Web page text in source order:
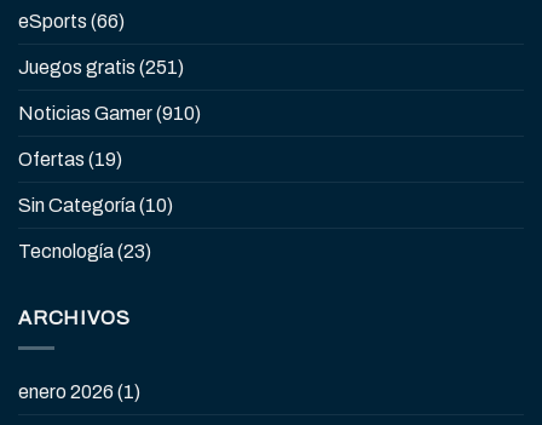
eSports (66)
Juegos gratis (251)
Noticias Gamer(910)
Ofertas (19)
Sin Categoría(10)
Tecnología(23)
ARCHIVOS
enero 2026 (1)